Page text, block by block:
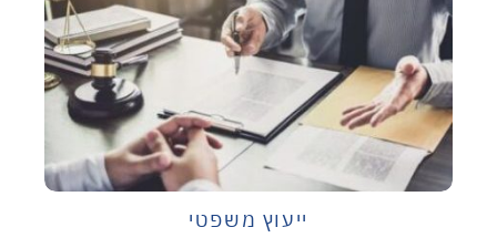
ייעוץ משפטי